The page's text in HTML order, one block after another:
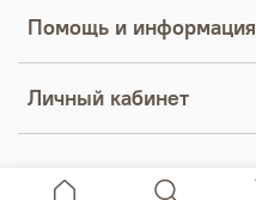
Помощь и информация
Личный кабинет